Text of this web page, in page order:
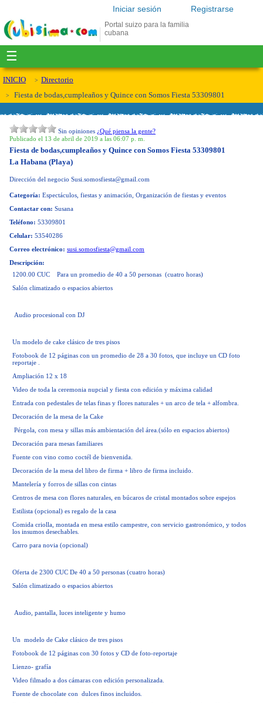
Registrarse
Iniciar sesión
Portal suizo para la familia
cubana
☰
INICIO
Directorio
Fiesta de bodas,cumpleaños y Quince con Somos Fiesta 53309801
Sin opiniones ¿Qué piensa la gente?
Publicado el 13 de abril de 2019 a las 06:07 p. m.
Fiesta de bodas,cumpleaños y Quince con Somos Fiesta 53309801
La Habana (Playa)
Dirección del negocio Susi.somosfiesta@gmail.com
Categoría: Espectáculos, fiestas y animación, Organización de fiestas y eventos
Contactar con: Susana
Teléfono: 53309801
Celular: 53540286
Correo electrónico: susi.somosfiesta@gmail.com
Descripción:
1200.00 CUC Para un promedio de 40 a 50 personas (cuatro horas)
Salón climatizado o espacios abiertos
Audio procesional con DJ
Un modelo de cake clásico de tres pisos
Fotobook de 12 páginas con un promedio de 28 a 30 fotos, que incluye un CD foto
reportaje .
Ampliación 12 x 18
Video de toda la ceremonia nupcial y fiesta con edición y máxima calidad
Entrada con pedestales de telas finas y flores naturales + un arco de tela + alfombra.
Decoración de la mesa de la Cake
Pérgola, con mesa y sillas más ambientación del área.(sólo en espacios abiertos)
Decoración para mesas familiares
Fuente con vino como coctél de bienvenida.
Decoración de la mesa del libro de firma + libro de firma incluido.
Mantelería y forros de sillas con cintas
Centros de mesa con flores naturales, en búcaros de cristal montados sobre espejos
Estilista (opcional) es regalo de la casa
Comida criolla, montada en mesa estilo campestre, con servicio gastronómico, y todos
los insumos desechables.
Carro para novia (opcional)
Oferta de 2300 CUC De 40 a 50 personas (cuatro horas)
Salón climatizado o espacios abiertos
Audio, pantalla, luces inteligente y humo
Un modelo de Cake clásico de tres pisos
Fotobook de 12 páginas con 30 fotos y CD de foto-reportaje
Lienzo- grafía
Video filmado a dos cámaras con edición personalizada.
Fuente de chocolate con dulces finos incluidos.